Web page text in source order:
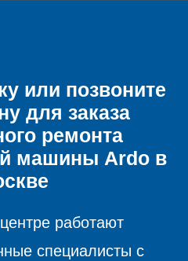
или позвоните
для заказа
ремонта
машины Ardo в
работают
специалисты с